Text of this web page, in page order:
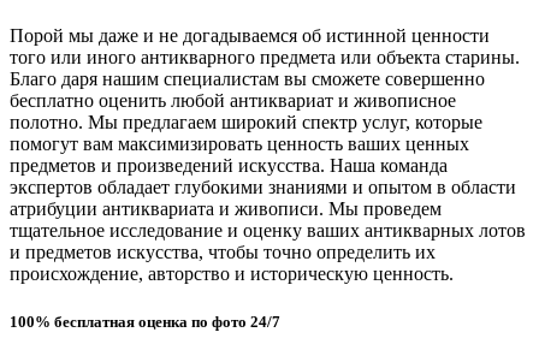
Порой мы даже и не догадываемся об истинной ценности
того или иного антикварного предмета или объекта старины.
Благо даря нашим специалистам вы сможете совершенно
бесплатно оценить любой антиквариат и живописное
полотно. Мы предлагаем широкий спектр услуг, которые
помогут вам максимизировать ценность ваших ценных
предметов и произведений искусства. Наша команда
экспертов обладает глубокими знаниями и опытом в области
атрибуции антиквариата и живописи. Мы проведем
тщательное исследование и оценку ваших антикварных лотов
и предметов искусства, чтобы точно определить их
происхождение, авторство и историческую ценность.
100% бесплатная оценка по фото 24/7